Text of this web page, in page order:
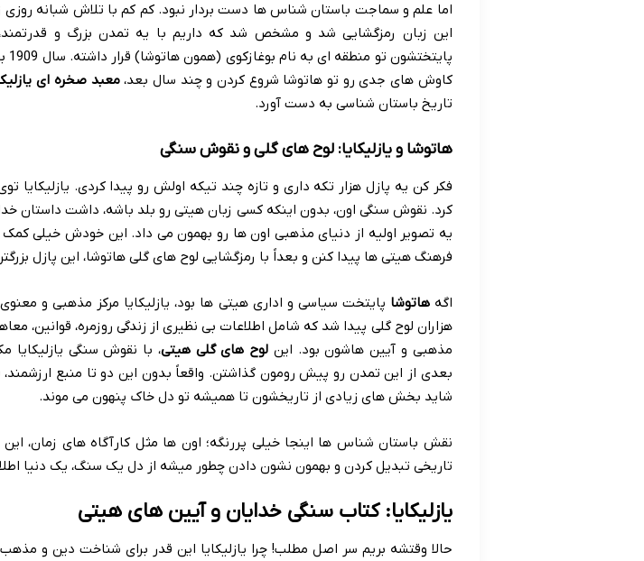
اما علم و سماجت باستان شناس ها دست بردار نبود. کم کم با تلاش شبانه
این زبان رمزگشایی شد و مشخص شد که داریم با یه تمدن بزرگ و
کاوش های جدی رو تو هاتوشا شروع کردن و چند سال بعد،معبد صخره ای
تاریخ باستان شناسی به دست آورد.
هاتوشا و یازلیکایا: لوح های گلی و نقوش سنگی
فکر کن یه پازل هزار تکه داری و تازه چند تیکه اولش رو پیدا کردی. یازلیکایا
کرد. نقوش سنگی اون، بدون اینکه کسی زبان هیتی رو بلد باشه، داشت داستان
یه تصویر اولیه از دنیای مذهبی اون ها رو بهمون می داد. این خودش خیلی
فرهنگ هیتی ها پیدا کنن و بعداً با رمزگشایی لوح های گلی هاتوشا، این پازل
اگههاتوشا پایتخت سیاسی و اداری هیتی ها بود، یازلیکایا مرکز مذهبی و
هزاران لوح گلی پیدا شد که شامل اطلاعات بی نظیری از زندگی روزمره، قوانین،
مذهبی و آیین هاشون بود. این لوح های گلی هیتی، با نقوش سنگی
بعدی از این تمدن رو پیش رومون گذاشتن. واقعاً بدون این دو تا منبع
شاید بخش های زیادی از تاریخشون تا همیشه تو دل خاک پنهون می موند.
نقش باستان شناس ها اینجا خیلی پررنگه؛ اون ها مثل کارآگاه های زمان،
تاریخی تبدیل کردن و بهمون نشون دادن چطور میشه از دل یک سنگ، یک دنیا
یازلیکایا: کتاب سنگی خدایان و آیین های هیتی
حالا وقتشه بریم سر اصل مطلب! چرا یازلیکایا این قدر برای شناخت دین و